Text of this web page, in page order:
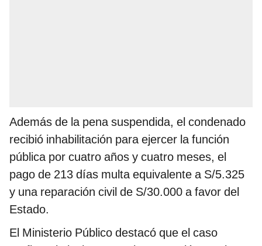
Además de la pena suspendida, el condenado
recibió inhabilitación para ejercer la función
pública por cuatro años y cuatro meses, el
pago de 213 días multa equivalente a S/5.325
y una reparación civil de S/30.000 a favor del
Estado.
El Ministerio Público destacó que el caso